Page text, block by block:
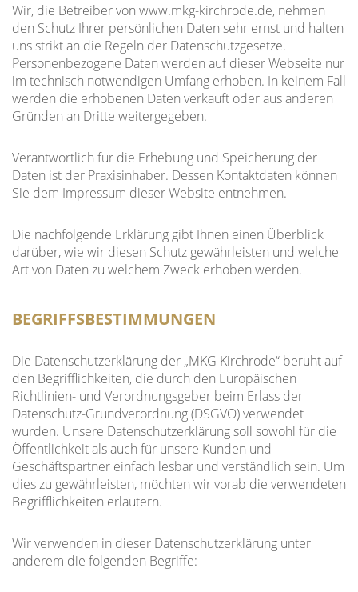
Wir, die Betreiber von www.mkg-kirchrode.de, nehmen
den Schutz Ihrer persönlichen Daten sehr ernst und halten
uns strikt an die Regeln der Datenschutzgesetze.
Personenbezogene Daten werden auf dieser Webseite nur
im technisch notwendigen Umfang erhoben. In keinem Fall
werden die erhobenen Daten verkauft oder aus anderen
Gründen an Dritte weitergegeben.
Verantwortlich für die Erhebung und Speicherung der
Daten ist der Praxisinhaber. Dessen Kontaktdaten können
Sie dem Impressum dieser Website entnehmen.
Die nachfolgende Erklärung gibt Ihnen einen Überblick
darüber, wie wir diesen Schutz gewährleisten und welche
Art von Daten zu welchem Zweck erhoben werden.
BEGRIFFSBESTIMMUNGEN
Die Datenschutzerklärung der „MKG Kirchrode“ beruht auf
den Begrifflichkeiten, die durch den Europäischen
Richtlinien- und Verordnungsgeber beim Erlass der
Datenschutz-Grundverordnung (DSGVO) verwendet
wurden. Unsere Datenschutzerklärung soll sowohl für die
Öffentlichkeit als auch für unsere Kunden und
Geschäftspartner einfach lesbar und verständlich sein. Um
dies zu gewährleisten, möchten wir vorab die verwendeten
Begrifflichkeiten erläutern.
Wir verwenden in dieser Datenschutzerklärung unter
anderem die folgenden Begriffe: